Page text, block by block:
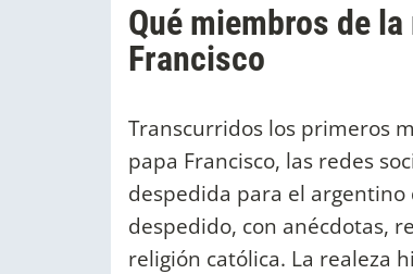
Qué miembros de
Francisco
Transcurridos los primeros
papa Francisco, las redes
despedida para el
despedido, con anécdotas,
religión católica. La realeza